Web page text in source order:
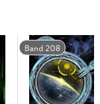
durch
wollen, und
bis zu
der Gesellschaft
durch metaphorische wie reale Parasiten im Gehirn.
Band 208